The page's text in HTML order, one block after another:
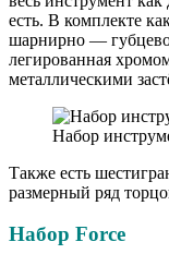
есть. В комплекте
шарнирно —
легированная
металлическими
Набор
Также есть
размерный ряд
Набор Force